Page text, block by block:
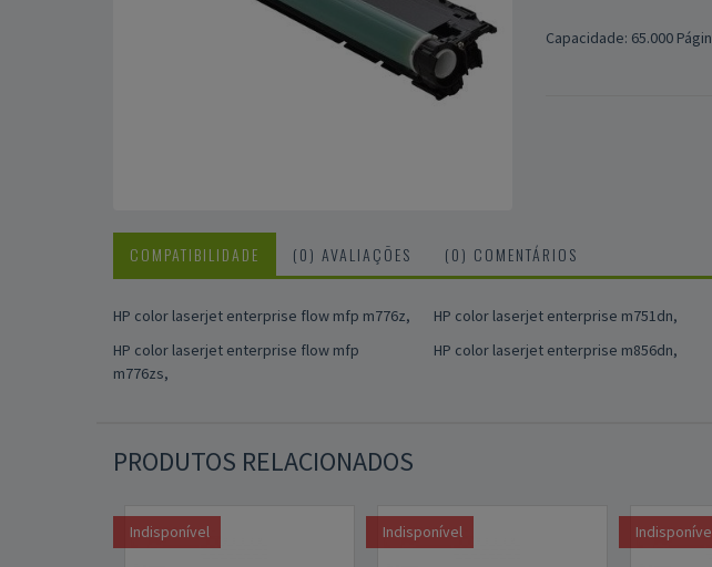
Capacidade: 65.000
COMPATIBILIDADE (0) AVALIAÇÕES (0) COMENTÁRIOS
HP color laserjet enterprise flow mfp m776z,
HP color laserjet enterprise flow mfp
m776zs,
HP color laserjet enterprise m751dn,
HP color laserjet enterprise m856dn,
PRODUTOS RELACIONADOS
Indisponível Indisponível